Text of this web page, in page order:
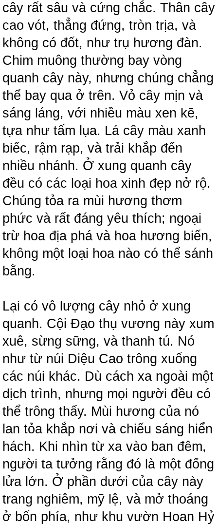
cây rất sâu và cứng chắc. Thân cây
cao vót, thẳng đứng, tròn trịa, và
không có đốt, như trụ hương đàn.
Chim muông thường bay vòng
quanh cây này, nhưng chúng chẳng
thể bay qua ở trên. Vỏ cây mịn và
sáng láng, với nhiều màu xen kẽ,
tựa như tấm lụa. Lá cây màu xanh
biếc, rậm rạp, và trải khắp đến
nhiều nhánh. Ở xung quanh cây
đều có các loại hoa xinh đẹp nở rộ.
Chúng tỏa ra mùi hương thơm
phức và rất đáng yêu thích; ngoại
trừ hoa địa phá và hoa hương biến,
không một loại hoa nào có thể sánh
bằng.
Lại có vô lượng cây nhỏ ở xung
quanh. Cội Đạo thụ vương này xum
xuê, sừng sững, và thanh tú. Nó
như từ núi Diệu Cao trông xuống
các núi khác. Dù cách xa ngoài một
dịch trình, nhưng mọi người đều có
thể trông thấy. Mùi hương của nó
lan tỏa khắp nơi và chiếu sáng hiển
hách. Khi nhìn từ xa vào ban đêm,
người ta tưởng rằng đó là một đống
lửa lớn. Ở phần dưới của cây này
trang nghiêm, mỹ lệ, và mở thoáng
ở bốn phía, như khu vườn Hoan Hỷ